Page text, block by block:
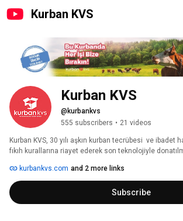
Kurban KVS
Kurban KVS
@kurbankvs
555 subscribers • 21 videos
Kurban KVS, 30 yılı aşkın kurban tecrübesi  ve ibadet
fıkıh kurallarına riayet ederek son teknolojiyle
ile hiçbir kurban etini diğerine karıştırmadan  üst
standartlarında sunarak  “sizin kurbanınızı size
organizasyondur.
kurbankvs.com and 2 more links
Subscribe